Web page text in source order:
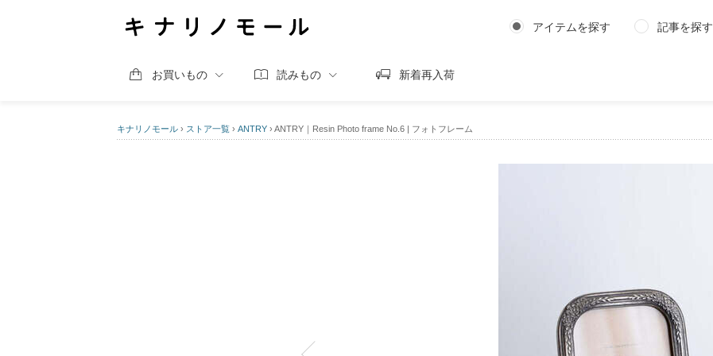
アイテムを探す 記事を探す
お買いもの 読みもの 新着再入荷
キナリノモール › ストア一覧 › ANTRY › ANTRY｜Resin Photo frame No.6 | フォトフレーム